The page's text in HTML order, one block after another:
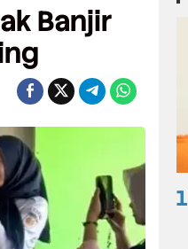
Banjir
1